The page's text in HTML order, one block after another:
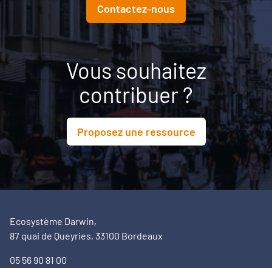
Contactez-nous
Vous souhaitez
contribuer ?
Proposez une ressource
Ecosystème Darwin,
87 quai de Queyries, 33100 Bordeaux
05 56 90 81 00